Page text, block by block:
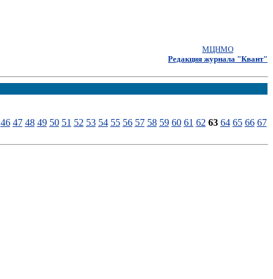
МЦНМО
Редакция журнала "Квант"
46 47 48 49 50 51 52 53 54 55 56 57 58 59 60 61 62 63 64 65 66 67